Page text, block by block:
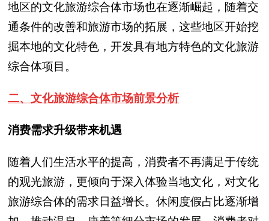
地区的文化旅游综合体市场也在逐渐崛起，随着交
通条件的改善和旅游市场的拓展，这些地区开始挖
掘本地的文化特色，开发具有地方特色的文化旅游
综合体项目。
二、文化旅游综合体市场前景分析
消费需求升级带来机遇
随着人们生活水平的提高，消费者不再满足于传统
的观光旅游，更倾向于深入体验当地文化，对文化
旅游综合体的需求日益增长。休闲度假占比逐渐增